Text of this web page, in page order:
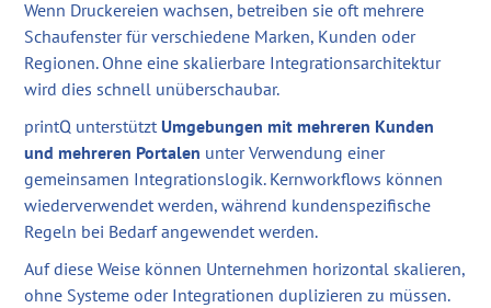
Wenn Druckereien wachsen, betreiben sie oft mehrere
Schaufenster für verschiedene Marken, Kunden oder
Regionen. Ohne eine skalierbare Integrationsarchitektur
wird dies schnell unüberschaubar.
printQ unterstützt Umgebungen mit mehreren Kunden
und mehreren Portalen unter Verwendung einer
gemeinsamen Integrationslogik. Kernworkflows können
wiederverwendet werden, während kundenspezifische
Regeln bei Bedarf angewendet werden.
Auf diese Weise können Unternehmen horizontal skalieren,
ohne Systeme oder Integrationen duplizieren zu müssen.